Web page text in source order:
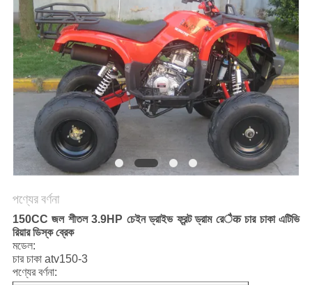
গোপনীয়তা
নীতি
পণ্যের বর্ণনা
150CC জল শীতল 3.9HP চেইন ড্রাইভ ফ্রন্ট ড্রাম রেैक চার চাকা এটিভি
রিয়ার ডিস্ক ব্রেক
মডেল:
চার চাকা atv150-3
পণ্যের বর্ণনা: